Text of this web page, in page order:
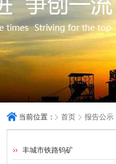
当前位置： 首页 报告公示
丰城市铁路钨矿